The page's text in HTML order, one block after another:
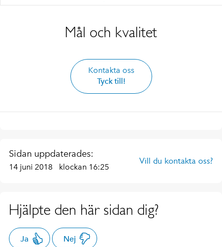
Mål och kvalitet
Kontakta oss
Tyck till!
Sidan uppdaterades:
14 juni 2018 klockan 16:25
Vill du kontakta oss?
Hjälpte den här sidan dig?
Ja Nej